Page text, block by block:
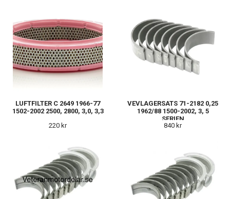
LUFTFILTER C 2649 1966-77
1502-2002 2500, 2800, 3,0, 3,3
220 kr
VEVLAGERSATS 71-2182 0,25
1962/88 1500-2002, 3, 5
SERIEN
840 kr